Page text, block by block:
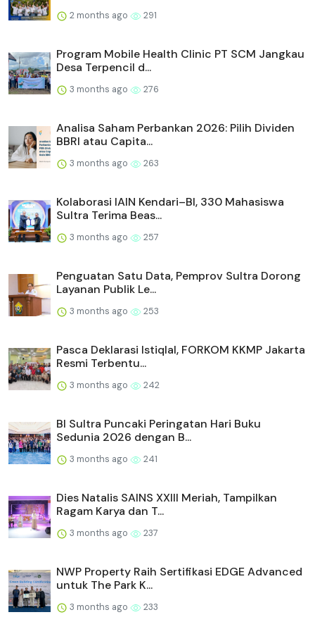
2 months ago 291
Program Mobile Health Clinic PT SCM Jangkau
Desa Terpencil d...
3 months ago 276
Analisa Saham Perbankan 2026: Pilih Dividen
BBRI atau Capita...
3 months ago 263
Kolaborasi IAIN Kendari–BI, 330 Mahasiswa
Sultra Terima Beas...
3 months ago 257
Penguatan Satu Data, Pemprov Sultra Dorong
Layanan Publik Le...
3 months ago 253
Pasca Deklarasi Istiqlal, FORKOM KKMP Jakarta
Resmi Terbentu...
3 months ago 242
BI Sultra Puncaki Peringatan Hari Buku
Sedunia 2026 dengan B...
3 months ago 241
Dies Natalis SAINS XXIII Meriah, Tampilkan
Ragam Karya dan T...
3 months ago 237
NWP Property Raih Sertifikasi EDGE Advanced
untuk The Park K...
3 months ago 233